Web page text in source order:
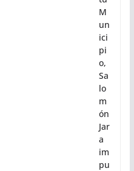
M
un
ici
pi
o,
Sa
lo
m
ón
Jar
a
im
pu